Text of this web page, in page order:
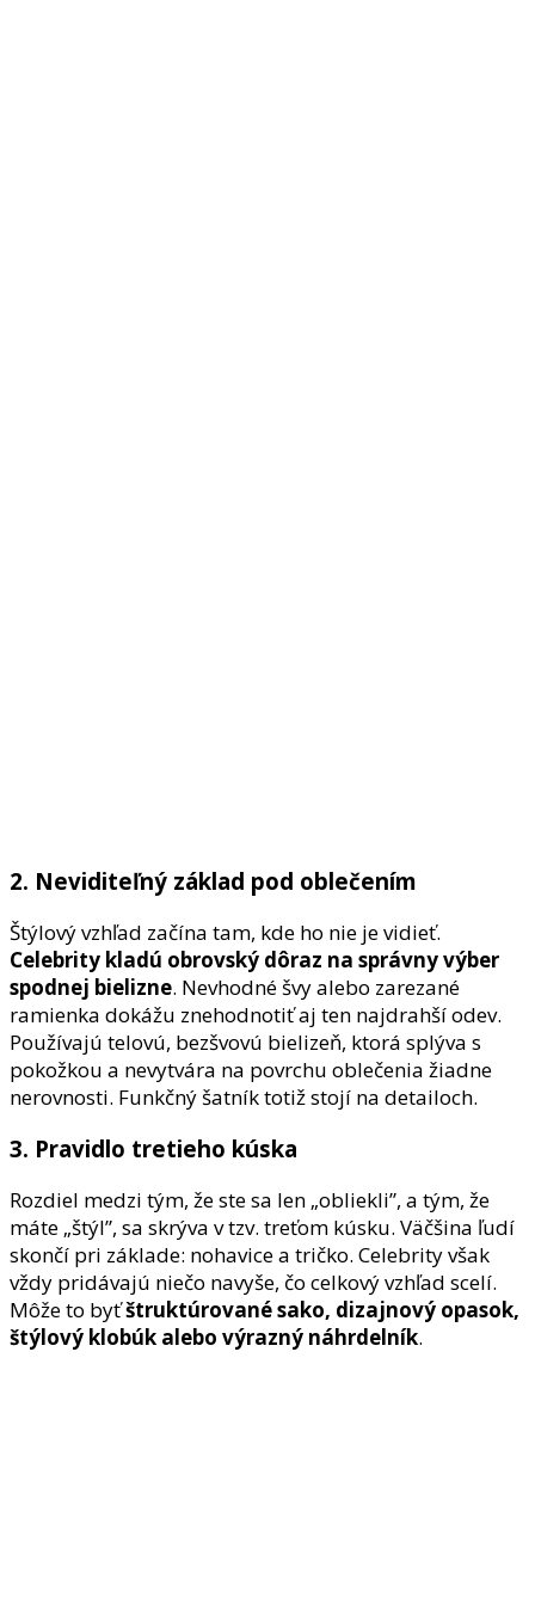
2. Neviditeľný základ pod oblečením
Štýlový vzhľad začína tam, kde ho nie je vidieť.
Celebrity kladú obrovský dôraz na správny výber
spodnej bielizne. Nevhodné švy alebo zarezané
ramienka dokážu znehodnotiť aj ten najdrahší odev.
Používajú telovú, bezšvovú bielizeň, ktorá splýva s
pokožkou a nevytvára na povrchu oblečenia žiadne
nerovnosti. Funkčný šatník totiž stojí na detailoch.
3. Pravidlo tretieho kúska
Rozdiel medzi tým, že ste sa len „obliekli”, a tým, že
máte „štýl”, sa skrýva v tzv. treťom kúsku. Väčšina ľudí
skončí pri základe: nohavice a tričko. Celebrity však
vždy pridávajú niečo navyše, čo celkový vzhľad scelí.
Môže to byťštruktúrované sako, dizajnový opasok,
štýlový klobúk alebo výrazný náhrdelník.